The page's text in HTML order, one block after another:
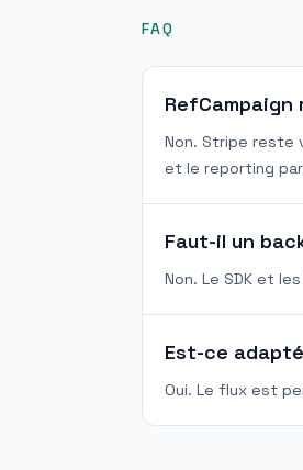
FAQ
Non. Stripe reste
et le reporting
Faut-il un
Non. Le SDK et
Est-ce
Oui. Le flux est